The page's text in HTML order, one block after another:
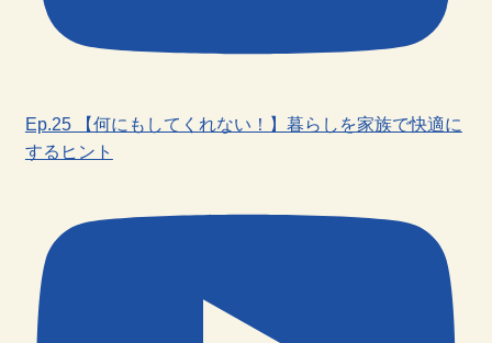
Ep.25 【何にもしてくれない！】暮らしを家族で快適に
するヒント